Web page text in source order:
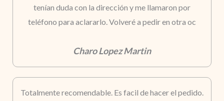
tenían duda con la dirección y me llamaron por
teléfono para aclararlo. Volveré a pedir en otra oc
Charo Lopez Martin
Totalmente recomendable. Es facil de hacer el pedido.